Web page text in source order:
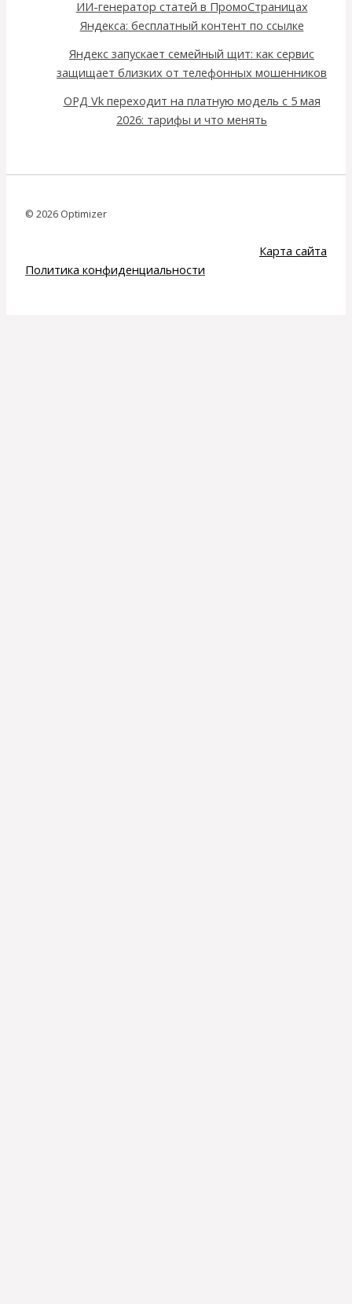
ИИ-генератор статей в ПромоСтраницах
Яндекса: бесплатный контент по ссылке
Яндекс запускает семейный щит: как сервис
защищает близких от телефонных мошенников
ОРД Vk переходит на платную модель с 5 мая
2026: тарифы и что менять
© 2026 Optimizer
Карта сайта
Политика конфиденциальности